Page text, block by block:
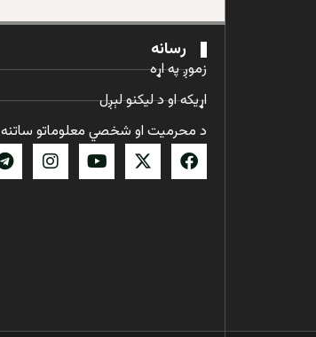
رسانه
زموږ په اړه
اړیکه او د لیکنو لېږل
د محرمیت او شخصي معلوماتو ساتنه